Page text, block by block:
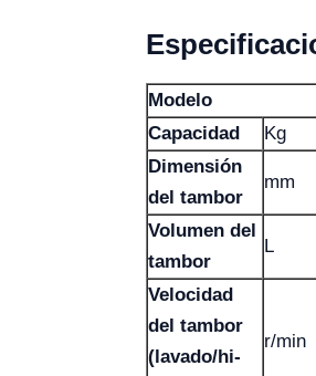
Modelo
Capacidad
Kg
Dimensión
del tambor
mm
Volumen del
tambor
L
Velocidad
del tambor
(lavado/hi-
r/min